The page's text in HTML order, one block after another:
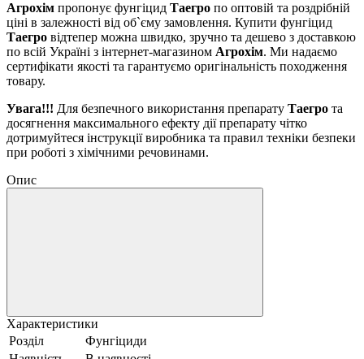
Агрохім пропонує фунгіцид Таегро по оптовій та роздрібній
ціні в залежності від об`єму замовлення. Купити фунгіцид
Таегро відтепер можна швидко, зручно та дешево з доставкою
по всій Україні з інтернет-магазином Агрохім. Ми надаємо
сертифікати якості та гарантуємо оригінальність походження
товару.
Увага!!! Для безпечного використання препарату Таегро та
досягнення максимального ефекту дії препарату чітко
дотримуйтеся інструкції виробника та правил техніки безпеки
при роботі з хімічними речовинами.
Опис
Характеристики
Розділ
Фунгіциди